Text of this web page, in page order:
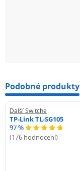
Podobné produkty
Další Switche
TP-Link TL-SG105
97 %
(176 hodnocení)